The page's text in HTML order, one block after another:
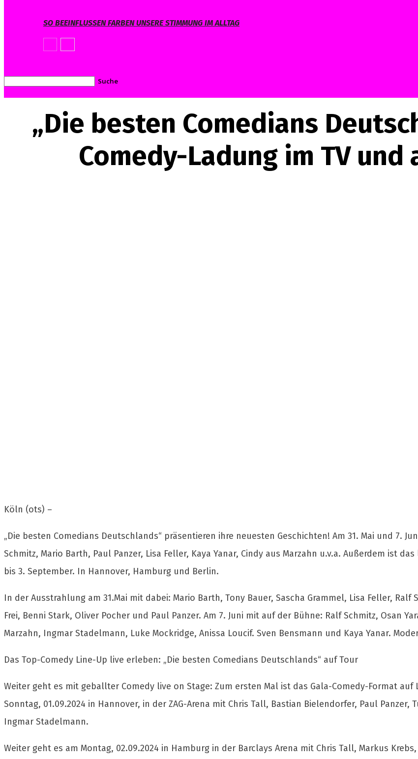
SO BEEINFLUSSEN FARBEN UNSERE STIMMUNG IM ALLTAG
„Die besten Comedians
Comedy-Ladung im TV und
Köln (ots) –
„Die besten Comedians Deutschlands“ präsentieren ihre neuesten Geschichten! Am 31. Mai und 7.
Schmitz, Mario Barth, Paul Panzer, Lisa Feller, Kaya Yanar, Cindy aus Marzahn u.v.a. Außerdem ist
bis 3. September. In Hannover, Hamburg und Berlin.
In der Ausstrahlung am 31.Mai mit dabei: Mario Barth, Tony Bauer, Sascha Grammel, Lisa Feller, Ralf
Frei, Benni Stark, Oliver Pocher und Paul Panzer. Am 7. Juni mit auf der Bühne: Ralf Schmitz, Osan
Marzahn, Ingmar Stadelmann, Luke Mockridge, Anissa Loucif. Sven Bensmann und Kaya Yanar.
Das Top-Comedy Line-Up live erleben: „Die besten Comedians Deutschlands“ auf Tour
Weiter geht es mit geballter Comedy live on Stage: Zum ersten Mal ist das Gala-Comedy-Format
Sonntag, 01.09.2024 in Hannover, in der ZAG-Arena mit Chris Tall, Bastian Bielendorfer, Paul Panzer,
Ingmar Stadelmann.
Weiter geht es am Montag, 02.09.2024 in Hamburg in der Barclays Arena mit Chris Tall, Markus